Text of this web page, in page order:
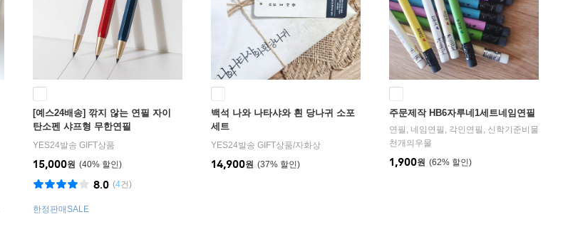
[예스24배송] 깎지 않는 연필 자이
탄소펜 샤프형 무한연필
YES24발송 GIFT상품
40%
15,000원
(4건)
8.0
한정판매SALE
백석 나와 나타샤와 흰 당나귀 소포
세트
YES24발송 GIFT상품/자화상
37%
14,900원
주문제작 HB6자루네1세트네임연필
연필, 네임연필, 각인연필, 신학기준비물
천개의우물
62%
1,900원